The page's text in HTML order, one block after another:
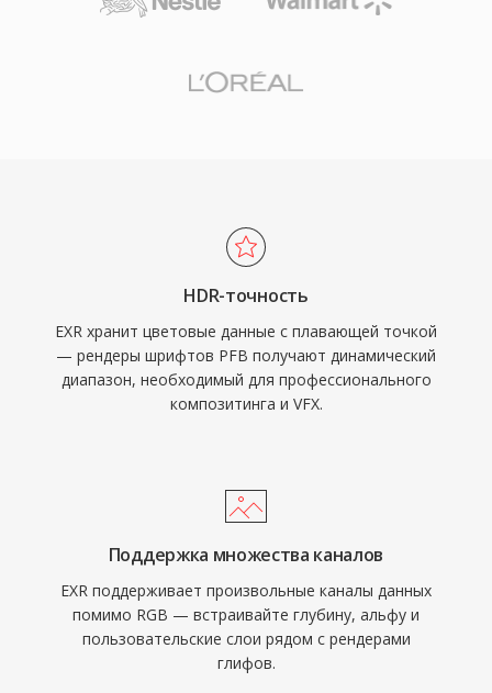
HDR-точность
EXR хранит цветовые данные с плавающей точкой
— рендеры шрифтов PFB получают динамический
диапазон, необходимый для профессионального
композитинга и VFX.
Поддержка множества каналов
EXR поддерживает произвольные каналы данных
помимо RGB — встраивайте глубину, альфу и
пользовательские слои рядом с рендерами
глифов.